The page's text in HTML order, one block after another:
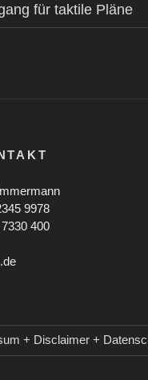
für taktile Pläne
9978
400
+ Disclaimer +